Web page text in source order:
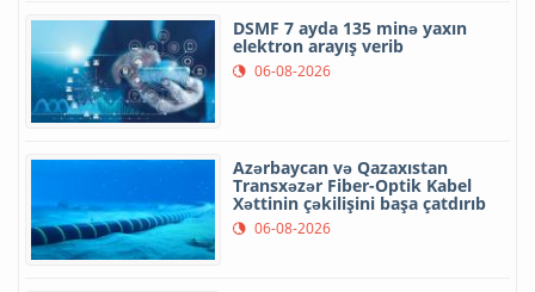
DSMF 7 ayda 135 minə yaxın
elektron arayış verib
06-08-2026
Azərbaycan və Qazaxıstan
Transxəzər Fiber-Optik Kabel
Xəttinin çəkilişini başa çatdırıb
06-08-2026